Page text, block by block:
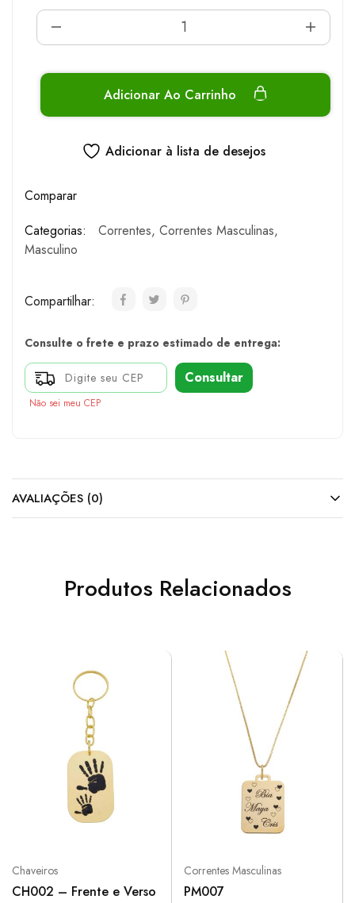
Adicionar Ao Carrinho
Adicionar à lista de desejos
Comparar
Categorias:
Correntes, Correntes Masculinas,
Masculino
Compartilhar:
Consulte o frete e prazo estimado de entrega:
Consultar
Não sei meu CEP
AVALIAÇÕES (0)
Produtos Relacionados
Chaveiros
CH002 – Frente e Verso
Correntes Masculinas
PM007